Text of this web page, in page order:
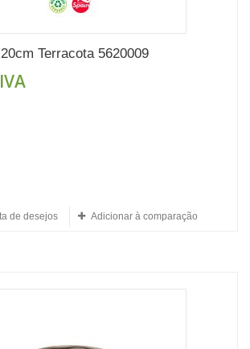
Terracota 5620009
de desejos Adicionar à comparação